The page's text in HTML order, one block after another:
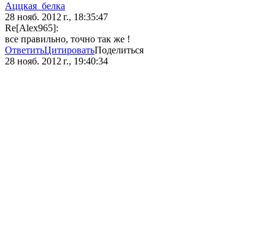
Аццкая_белка
28 нояб. 2012 г., 18:35:47
Re[Alex965]:
все правильно, точно так же !
ОтветитьЦитироватьПоделиться
28 нояб. 2012 г., 19:40:34